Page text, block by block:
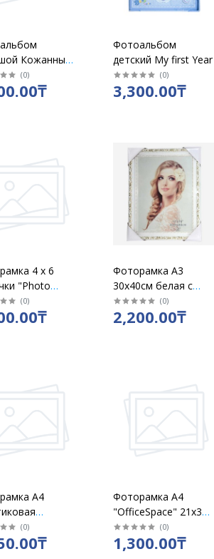
Кожанный
- коричневый
315х325 мм
(0)
Фотоальбом
детский My first Year
(0)
3,300.00₸
4 х 6
"Photo
розовая
(0)
Фоторамка А3
30х40см белая с
золотистым узором
(0)
2,200.00₸
А4
без
(0)
Фоторамка А4
"OfficeSpace" 21х30
см, пластиковая
21х30см без
(0)
1,300.00₸